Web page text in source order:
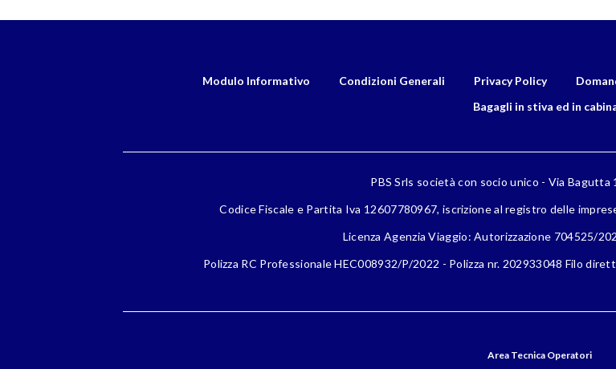
Modulo Informativo Condizioni Generali Privacy Policy
Bagagli in stiva ed in
PBS Srls società con socio unico - Via Bagutta
Codice Fiscale e Partita Iva 12607780967, iscrizione al registro delle
Licenza Agenzia Viaggio: Autorizzazione 704525/
Polizza RC Professionale HEC008932/P/2022 - Polizza nr. 202933048 Filo
Area Tecnica Operatori